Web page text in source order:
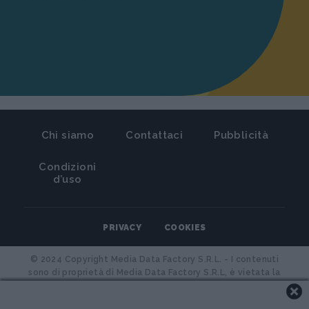
Chi siamo Contattaci Pubblicità
Condizioni
d’uso
PRIVACY COOKIES
© 2024 Copyright Media Data Factory S.R.L. - I contenuti
sono di proprietà di Media Data Factory S.R.L, è vietata la